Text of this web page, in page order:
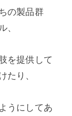
の製品群
、
を提供して
たり、
うにしてあ